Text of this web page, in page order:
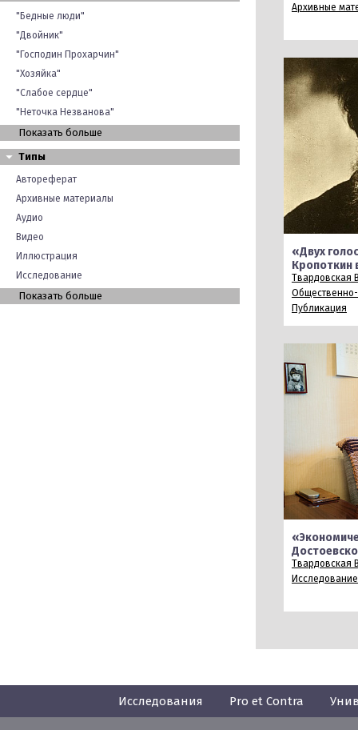
"Бедные люди"
"Двойник"
"Господин Прохарчин"
"Хозяйка"
"Слабое сердце"
"Неточка Незванова"
Показать больше
Типы
Автореферат
Архивные материалы
Аудио
Видео
Иллюстрация
Исследование
Показать больше
Архивные
«Двух
Кропоткин
Твардовская
Общественно-
Публикация
Твардовская
Исследование
Исследования Pro et Contra